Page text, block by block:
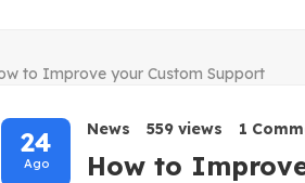
24
Ago
News 559 views 1
How to